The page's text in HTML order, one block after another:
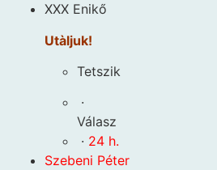
XXX Enikő
Utàljuk!
Tetszik
·
Válasz
· 24 h.
Szebeni Péter